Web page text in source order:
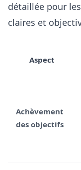
détaillée pour
claires et
Aspect
Achèvement
des objectifs